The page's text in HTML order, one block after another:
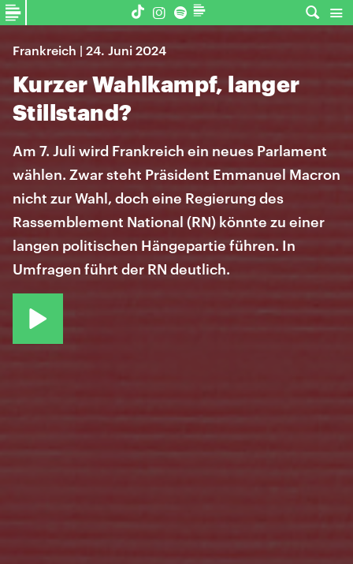
Frankreich | 24. Juni 2024
Kurzer Wahlkampf, langer
Stillstand?
Am 7. Juli wird Frankreich ein neues Parlament
wählen. Zwar steht Präsident Emmanuel Macron
nicht zur Wahl, doch eine Regierung des
Rassemblement National (RN) könnte zu einer
langen politischen Hängepartie führen. In
Umfragen führt der RN deutlich.